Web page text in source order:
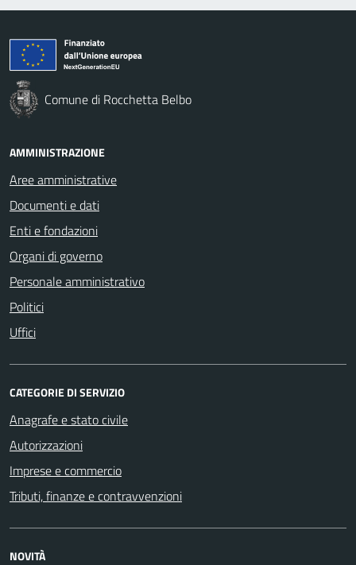
Comune di Rocchetta Belbo
AMMINISTRAZIONE
Aree amministrative
Documenti e dati
Enti e fondazioni
Organi di governo
Personale amministrativo
Politici
Uffici
CATEGORIE DI SERVIZIO
Anagrafe e stato civile
Autorizzazioni
Imprese e commercio
Tributi, finanze e contravvenzioni
NOVITÀ